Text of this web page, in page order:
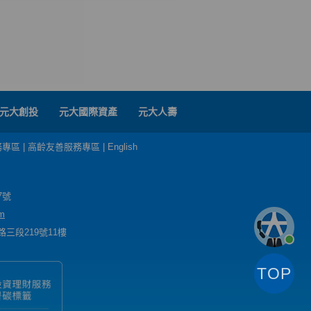
元大創投 元大國際資產 元大人壽
區 高齡友善服務專區 English
號
三段219號11樓
TOP